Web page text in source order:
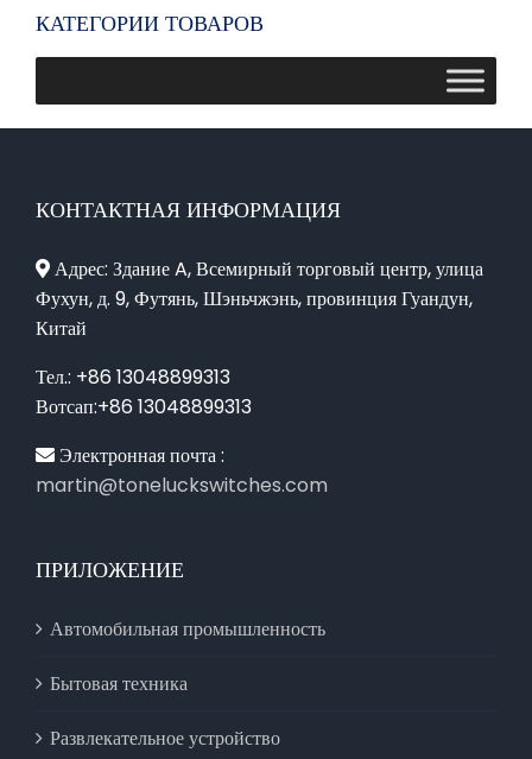
КАТЕГОРИИ ТОВАРОВ
КОНТАКТНАЯ ИНФОРМАЦИЯ
Адрес: Здание A, Всемирный торговый центр, улица
Фухун, д. 9, Футянь, Шэньчжэнь, провинция Гуандун,
Китай
Тел.: +86 13048899313
Вотсап:+86 13048899313
Электронная почта :
martin@toneluckswitches.com
ПРИЛОЖЕНИЕ
Автомобильная промышленность
Бытовая техника
Развлекательное устройство